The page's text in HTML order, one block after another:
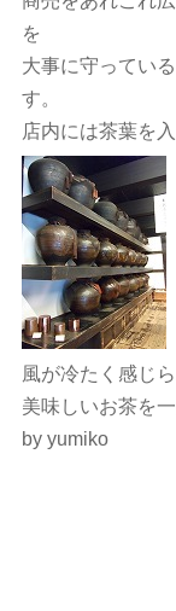
を
大事に守ってい
す。
店内には茶葉を
風が冷たく感じ
美味しいお茶を
by yumiko